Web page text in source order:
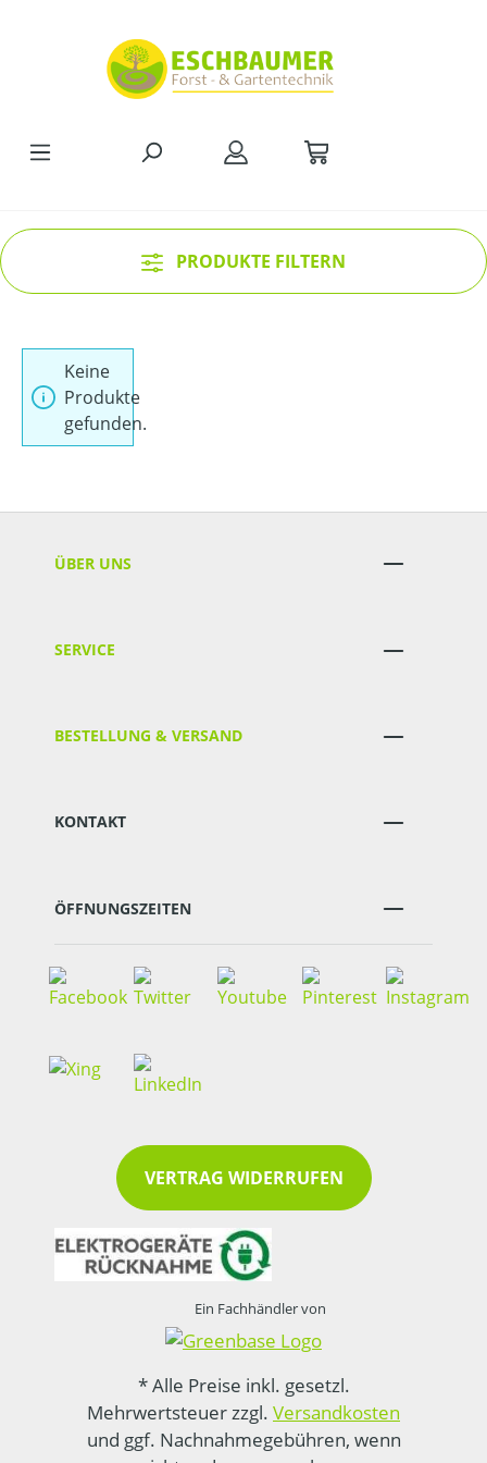
PRODUKTE FILTERN
Keine
Produkte
gefunden.
ÜBER UNS
SERVICE
BESTELLUNG & VERSAND
KONTAKT
ÖFFNUNGSZEITEN
VERTRAG WIDERRUFEN
Ein Fachhändler von
* Alle Preise inkl. gesetzl.
Mehrwertsteuer zzgl. Versandkosten
und ggf. Nachnahmegebühren, wenn